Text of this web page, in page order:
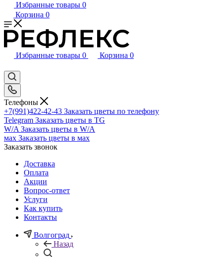
Избранные товары 0
Корзина 0
Избранные товары 0 Корзина 0
Телефоны
+7(991)422-42-43 Заказать цветы по телефону
Telegram Заказать цветы в TG
W/A Заказать цветы в W/A
мах Заказать цветы в мах
Заказать звонок
Доставка
Оплата
Акции
Вопрос-ответ
Услуги
Как купить
Контакты
Волгоград
Назад